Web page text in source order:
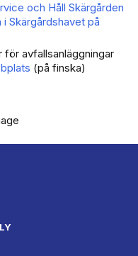
och Håll Skärgården
Skärgårdshavet på
avfallsanläggningar
(på finska)